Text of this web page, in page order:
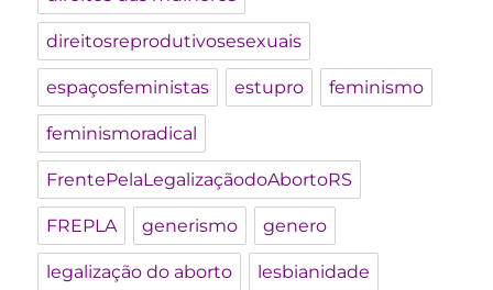
direitosreprodutivosesexuais
espaçosfeministas estupro feminismo
feminismoradical
FrentePelaLegalizaçãodoAbortoRS
FREPLA generismo genero
legalização do aborto lesbianidade